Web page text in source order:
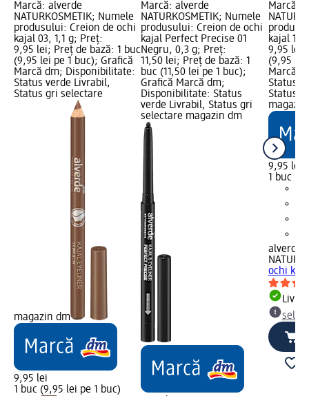
Marcă: alverde
NATURKOSMETIK; Numele
produsului: Creion de ochi
kajal 03, 1,1 g; Preț:
9,95 lei; Preț de bază: 1 buc
(9,95 lei pe 1 buc); Grafică
Marcă dm; Disponibilitate:
Status verde Livrabil,
Status gri selectare
magazin dm
9,95 lei
1 buc (9,95 lei pe 1 buc)
Marcă: alverde
NATURKOSMETIK; Numele
produsului: Creion de ochi
kajal Perfect Precise 01
Negru, 0,3 g; Preț:
11,50 lei; Preț de bază: 1
buc (11,50 lei pe 1 buc);
Grafică Marcă dm;
Disponibilitate: Status
verde Livrabil, Status gri
selectare magazin dm
Marcă:
kajal 15,
9,95 lei;
(9,95 lei
Marcă
Status
Status
9,95 lei
1 buc
alverde
ochi